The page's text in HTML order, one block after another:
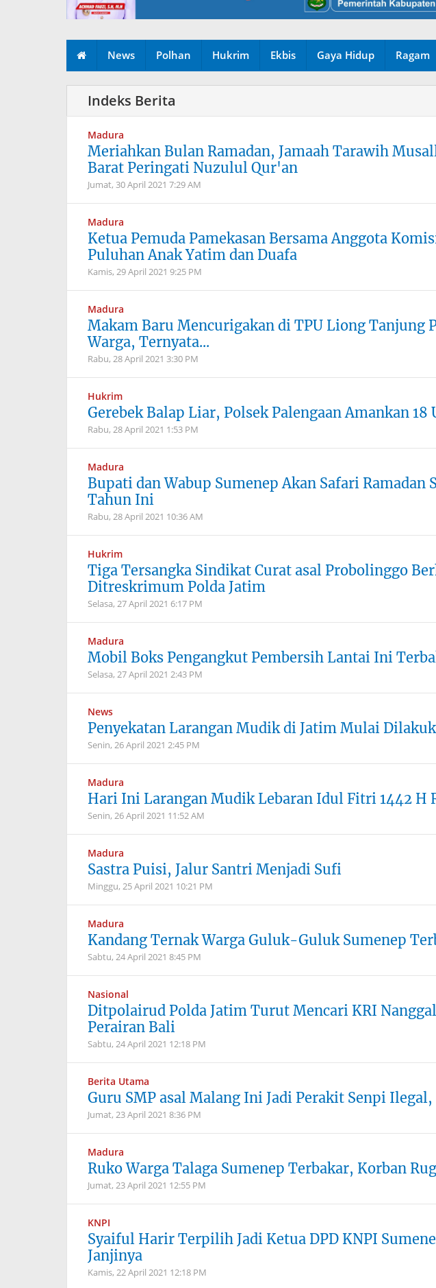
News Polhan Hukrim Ekbis Gaya Hidup Ragam
Madura
Meriahkan Bulan Ramadan, Jamaah Tarawih
Barat Peringati Nuzulul Qur'an
Jumat, 30 April 2021 7:29 AM
Madura
Ketua Pemuda Pamekasan Bersama Anggota
Puluhan Anak Yatim dan Duafa
Kamis, 29 April 2021 9:25 PM
Madura
Makam Baru Mencurigakan di TPU Liong Tanjung
Warga, Ternyata...
Rabu, 28 April 2021 3:30 PM
Hukrim
Gerebek Balap Liar, Polsek Palengaan Amankan
Rabu, 28 April 2021 1:53 PM
Madura
Bupati dan Wabup Sumenep Akan Safari Ramadan
Tahun Ini
Rabu, 28 April 2021 10:36 AM
Hukrim
Tiga Tersangka Sindikat Curat asal Probolinggo
Ditreskrimum Polda Jatim
Selasa, 27 April 2021 6:17 PM
Madura
Mobil Boks Pengangkut Pembersih Lantai Ini
Selasa, 27 April 2021 2:43 PM
News
Penyekatan Larangan Mudik di Jatim Mulai
Senin, 26 April 2021 2:45 PM
Madura
Hari Ini Larangan Mudik Lebaran Idul Fitri 1442 H
Senin, 26 April 2021 11:52 AM
Madura
Sastra Puisi, Jalur Santri Menjadi Sufi
Minggu, 25 April 2021 10:21 PM
Madura
Kandang Ternak Warga Guluk-Guluk Sumenep
Sabtu, 24 April 2021 8:45 PM
Nasional
Ditpolairud Polda Jatim Turut Mencari KRI
Perairan Bali
Sabtu, 24 April 2021 12:18 PM
Berita Utama
Guru SMP asal Malang Ini Jadi Perakit Senpi
Jumat, 23 April 2021 8:36 PM
Madura
Ruko Warga Talaga Sumenep Terbakar, Korban
Jumat, 23 April 2021 12:55 PM
KNPI
Syaiful Harir Terpilih Jadi Ketua DPD KNPI
Janjinya
Kamis, 22 April 2021 12:18 PM